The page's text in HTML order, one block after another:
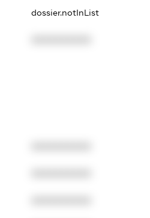
dossier.notInList